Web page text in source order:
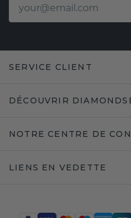
SERVICE CLIENT
DÉCOUVRIR
NOTRE CENTRE DE
LIENS EN VEDETTE